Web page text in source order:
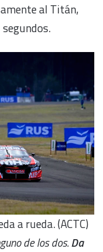
al Titán,
a rueda. (ACTC)
de los dos.Da